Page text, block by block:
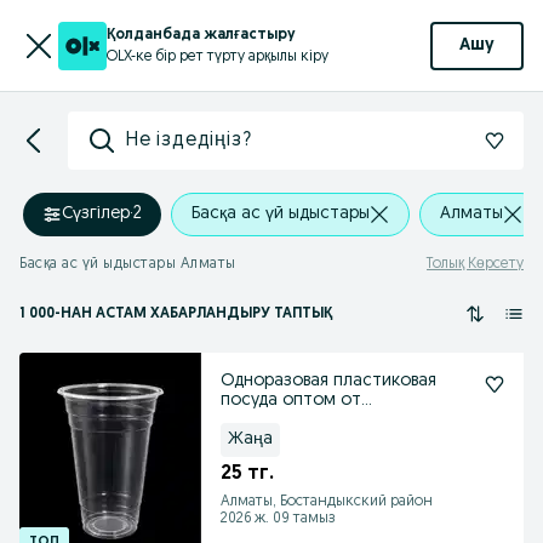
Қолданбада жалғастыру
OLX-ке бір рет түрту арқылы кіру
Ашу
Не іздедіңіз?
Сүзгілер·2 Басқа ас үй ыдыстары Алматы
Басқа ас үй ыдыстары Алматы Толық Көрсету
1 000-НАН АСТАМ ХАБАРЛАНДЫРУ ТАПТЫҚ
Одноразовая пластиковая
посуда оптом от
Жаңа
25 тг.
Алматы, Бостандыкский район
2026 ж. 09 тамыз